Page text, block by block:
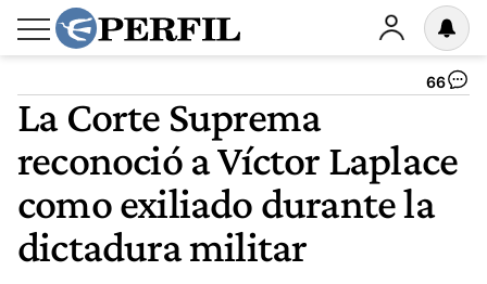
66
La Corte Suprema
reconoció a Víctor Laplace
como exiliado durante la
dictadura militar